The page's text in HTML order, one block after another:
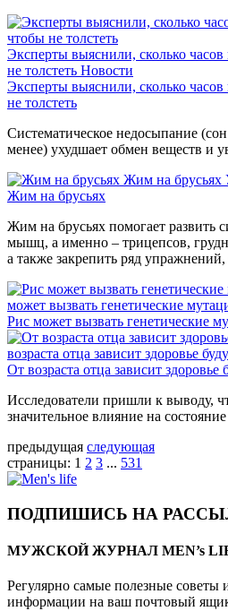
Эксперты выяснили, сколько
не толстеть Новости
Эксперты выяснили, сколько
не толстеть
Систематическое недосыпание
менее) ухудшает обмен веществ и
Жим на брусьях
Жим на брусьях
Жим на брусьях помогает развить
мышц, а именно – трицепсов,
а также закрепить ряд
может вызвать генетические
Рис может вызвать генетические
возраста отца зависит здоровье
От возраста отца зависит здоровье
Исследователи пришли к выводу,
значительное влияние на
предыдущая следующая
страницы: 1 2 3 ... 531
ПОДПИШИСЬ НА
МУЖСКОЙ ЖУРНАЛ MEN’s
Регулярно самые полезные советы
информации на ваш почтовый